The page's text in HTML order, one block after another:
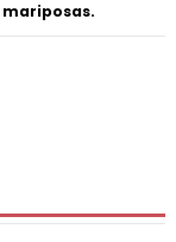
mariposas.